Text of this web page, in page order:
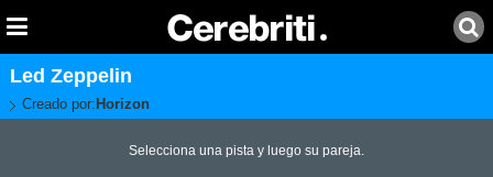
Led Zeppelin
Creado por: Horizon
Selecciona una pista y luego su pareja.